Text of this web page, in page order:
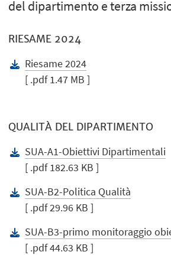
del dipartimento e terza
RIESAME 2024
Riesame 2024
[ .pdf 1.47 MB ]
QUALITÀ DEL DIPARTIMENTO
SUA-A1-Obiettivi Dipartimentali
[ .pdf 182.63 KB ]
SUA-B2-Politica Qualità
[ .pdf 29.96 KB ]
SUA-B3-primo monitoraggio
[ .pdf 44.63 KB ]